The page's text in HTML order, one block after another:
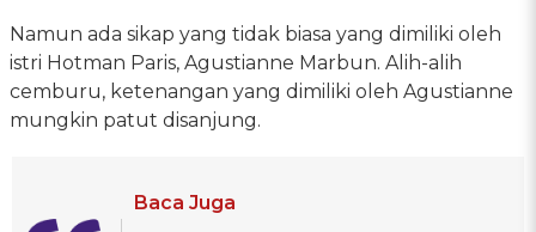
Namun ada sikap yang tidak biasa yang dimiliki oleh
istri Hotman Paris, Agustianne Marbun. Alih-alih
cemburu, ketenangan yang dimiliki oleh Agustianne
mungkin patut disanjung.
Baca Juga